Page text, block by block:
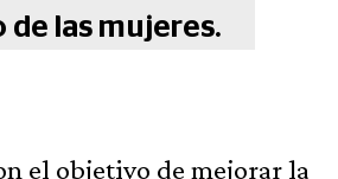
de las mujeres.
el objetivo de mejorar la